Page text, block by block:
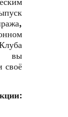
вы
своё